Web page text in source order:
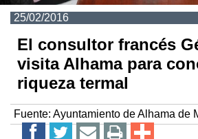
25/02/2016
El consultor francés
visita Alhama para
riqueza termal
Fuente: Ayuntamiento de Alhama de